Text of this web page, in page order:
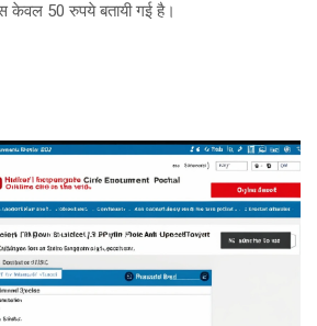
50 रुपये बतायी गई है।